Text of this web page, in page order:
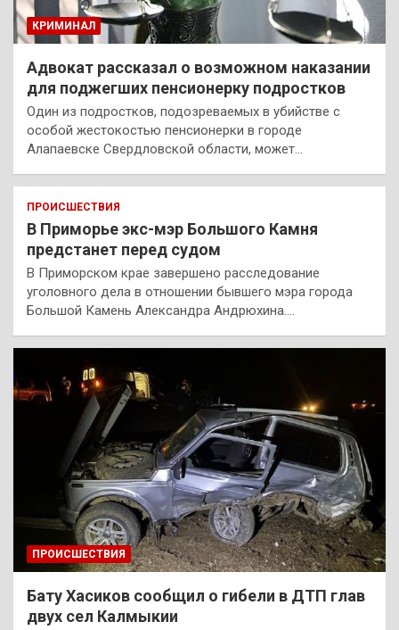
КРИМИНАЛ
Адвокат рассказал о возможном наказании
для поджегших пенсионерку подростков
Один из подростков, подозреваемых в убийстве с
особой жестокостью пенсионерки в городе
Алапаевске Свердловской области, может…
ПРОИСШЕСТВИЯ
В Приморье экс-мэр Большого Камня
предстанет перед судом
В Приморском крае завершено расследование
уголовного дела в отношении бывшего мэра города
Большой Камень Александра Андрюхина.…
ПРОИСШЕСТВИЯ
Бату Хасиков сообщил о гибели в ДТП глав
двух сел Калмыкии